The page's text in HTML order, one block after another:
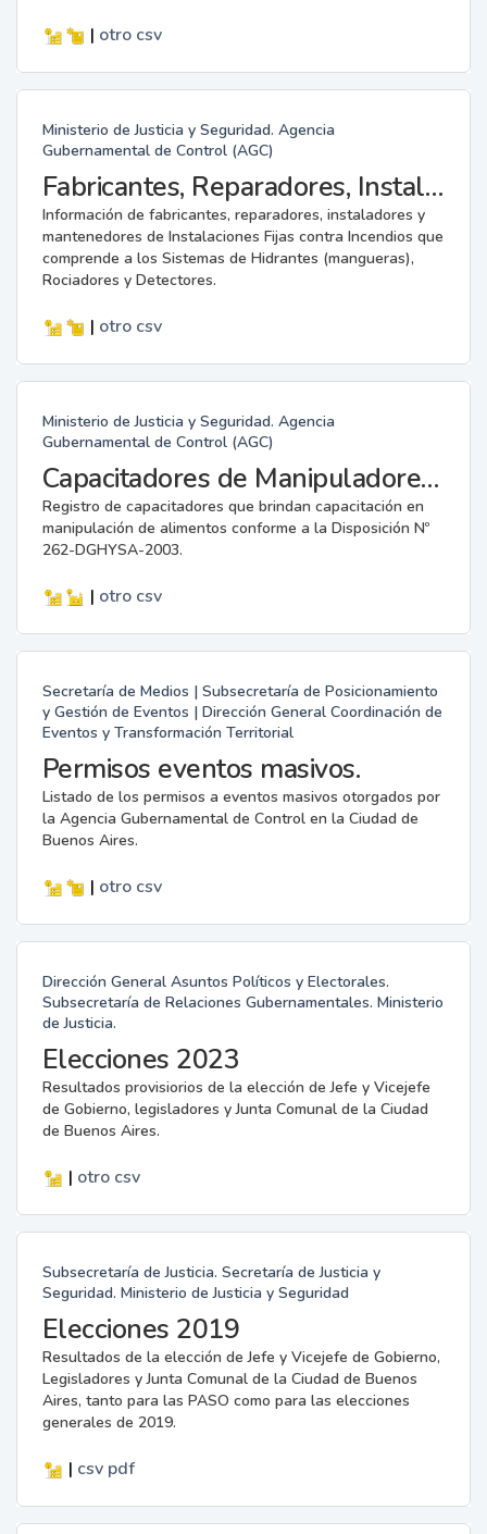
| otro csv
Ministerio de Justicia y Seguridad. Agencia
Gubernamental de Control (AGC)
Fabricantes, Reparadores, Instaladores y Mantenedores de Instalaciones Fijas contra Incendios.
Información de fabricantes, reparadores, instaladores y
mantenedores de Instalaciones Fijas contra Incendios que
comprende a los Sistemas de Hidrantes (mangueras),
Rociadores y Detectores.
| otro csv
Ministerio de Justicia y Seguridad. Agencia
Gubernamental de Control (AGC)
Capacitadores de Manipuladores de Alimentos.
Registro de capacitadores que brindan capacitación en
manipulación de alimentos conforme a la Disposición Nº
262-DGHYSA-2003.
| otro csv
Secretaría de Medios | Subsecretaría de Posicionamiento
y Gestión de Eventos | Dirección General Coordinación de
Eventos y Transformación Territorial
Permisos eventos masivos.
Listado de los permisos a eventos masivos otorgados por
la Agencia Gubernamental de Control en la Ciudad de
Buenos Aires.
| otro csv
Dirección General Asuntos Políticos y Electorales.
Subsecretaría de Relaciones Gubernamentales. Ministerio
de Justicia.
Elecciones 2023
Resultados provisiorios de la elección de Jefe y Vicejefe
de Gobierno, legisladores y Junta Comunal de la Ciudad
de Buenos Aires.
| otro csv
Subsecretaría de Justicia. Secretaría de Justicia y
Seguridad. Ministerio de Justicia y Seguridad
Elecciones 2019
Resultados de la elección de Jefe y Vicejefe de Gobierno,
Legisladores y Junta Comunal de la Ciudad de Buenos
Aires, tanto para las PASO como para las elecciones
generales de 2019.
| csv pdf